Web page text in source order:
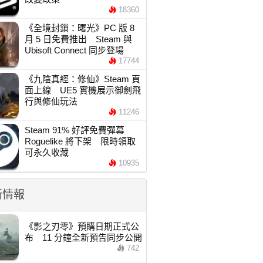
18360
《全境封鎖：曙光》PC 版 8
月 5 日免費推出 Steam 與
Ubisoft Connect 同步登場
17744
《九陰真經：修仙》Steam 頁
面上線 UE5 實機展示御劍飛
行與修仙玩法
11246
Steam 91% 好評免費彈幕
Roguelike 將下架 限時領取
可永久收藏
10935
報
《影之刃零》預購日期正式公
布 11 分鐘全新預告同步公開
742